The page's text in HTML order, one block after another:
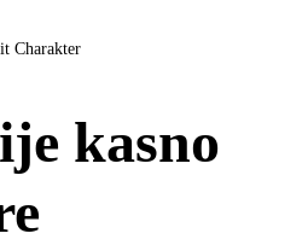
Charakter
kasno